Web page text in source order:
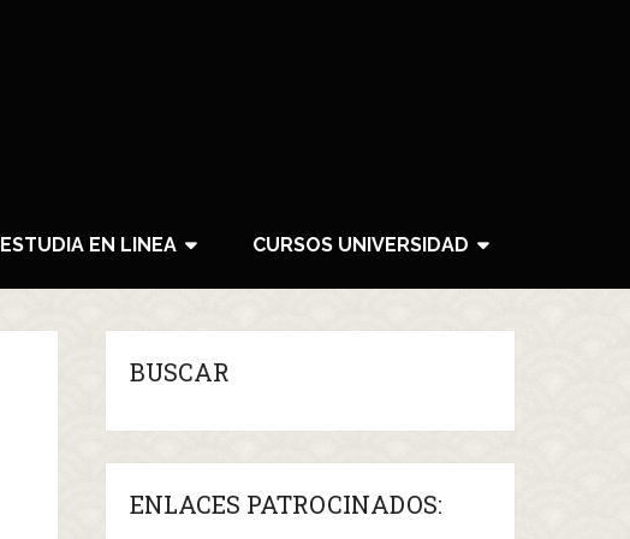
ESTUDIA EN LINEA CURSOS UNIVERSIDAD
BUSCAR
ENLACES PATROCINADOS: